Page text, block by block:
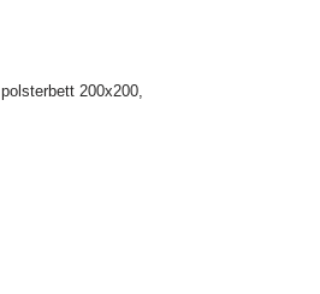
polsterbett 200x200,